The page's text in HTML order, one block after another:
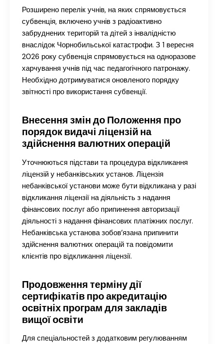
Розширено перелік учнів, на яких спрямовується
субвенція, включено учнів з радіоактивно
забруднених територій та дітей з інвалідністю
внаслідок Чорнобильської катастрофи. З 1 вересня
2026 року субвенція спрямовується на одноразове
харчування учнів під час педагогічного патронажу.
Необхідно дотримуватися оновленого порядку
звітності про використання субвенції.
Внесення змін до Положення про
порядок видачі ліцензій на
здійснення валютних операцій
Уточнюються підстави та процедура відкликання
ліцензій у небанківських установ. Ліцензія
небанківської установи може бути відкликана у разі
відкликання ліцензії на діяльність з надання
фінансових послуг або припинення авторизації
діяльності з надання фінансових платіжних послуг.
Небанківська установа зобов’язана припинити
здійснення валютних операцій та повідомити
клієнтів про відкликання ліцензії.
Продовження терміну дії
сертифікатів про акредитацію
освітніх програм для закладів
вищої освіти
Для спеціальностей з додатковим регулюванням